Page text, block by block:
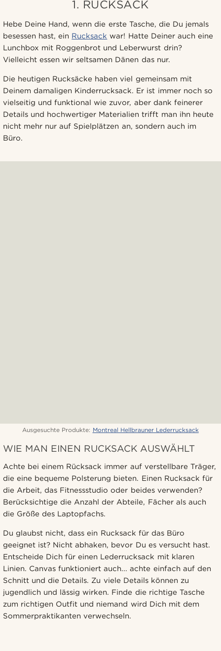
1. RUCKSACK
Hebe Deine Hand, wenn die erste Tasche, die Du jemals
besessen hast, ein Rucksack war! Hatte Deiner auch eine
Lunchbox mit Roggenbrot und Leberwurst drin?
Vielleicht essen wir seltsamen Dänen das nur.
Die heutigen Rucksäcke haben viel gemeinsam mit
Deinem damaligen Kinderrucksack. Er ist immer noch so
vielseitig und funktional wie zuvor, aber dank feinerer
Details und hochwertiger Materialien trifft man ihn heute
nicht mehr nur auf Spielplätzen an, sondern auch im
Büro.
Ausgesuchte Produkte: Montreal Hellbrauner Lederrucksack
WIE MAN EINEN RUCKSACK AUSWÄHLT
Achte bei einem Rücksack immer auf verstellbare Träger,
die eine bequeme Polsterung bieten. Einen Rucksack für
die Arbeit, das Fitnessstudio oder beides verwenden?
Berücksichtige die Anzahl der Abteile, Fächer als auch
die Größe des Laptopfachs.
Du glaubst nicht, dass ein Rucksack für das Büro
geeignet ist? Nicht abhaken, bevor Du es versucht hast.
Entscheide Dich für einen Lederrucksack mit klaren
Linien. Canvas funktioniert auch... achte einfach auf den
Schnitt und die Details. Zu viele Details können zu
jugendlich und lässig wirken. Finde die richtige Tasche
zum richtigen Outfit und niemand wird Dich mit dem
Sommerpraktikanten verwechseln.